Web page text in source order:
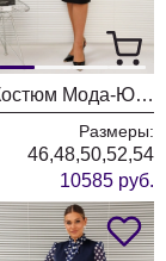
Костюм Мода-Юрс 26-2766 черный + крупный горох
Размеры:
46,48,50,52,54
10585 руб.